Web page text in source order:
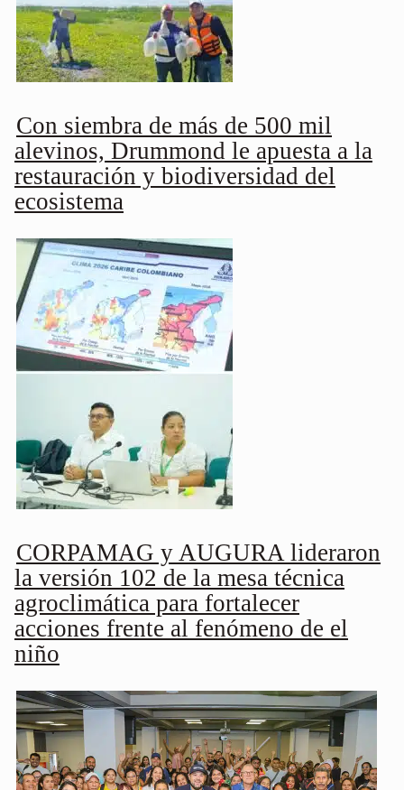
Con siembra de más de 500 mil
alevinos, Drummond le apuesta a la
restauración y biodiversidad del
ecosistema
CORPAMAG y AUGURA lideraron
la versión 102 de la mesa técnica
agroclimática para fortalecer
acciones frente al fenómeno de el
niño